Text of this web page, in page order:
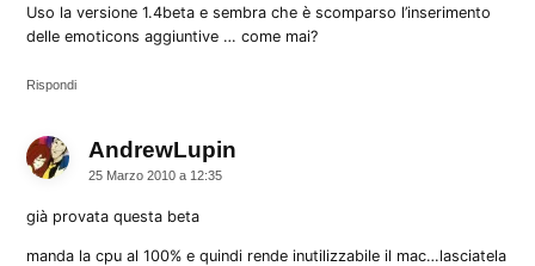
Uso la versione 1.4beta e sembra che è scomparso l’inserimento
delle emoticons aggiuntive … come mai?
Rispondi
AndrewLupin
25 Marzo 2010 a 12:35
già provata questa beta
manda la cpu al 100% e quindi rende inutilizzabile il mac…lasciatela